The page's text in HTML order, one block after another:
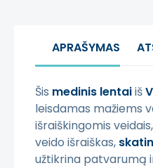
APRAŠYMAS
Šis medinis lentaiiš
leisdamas mažiems
išraiškingomis
veido išraiškas,
užtikrina patvarumą